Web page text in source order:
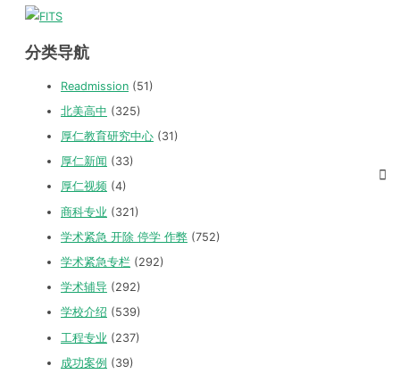
分类导航
Readmission (51)
北美高中 (325)
厚仁教育研究中心 (31)
厚仁新闻 (33)
厚仁视频 (4)
商科专业 (321)
学术紧急 开除 停学 作弊 (752)
学术紧急专栏 (292)
学术辅导 (292)
学校介绍 (539)
工程专业 (237)
成功案例 (39)